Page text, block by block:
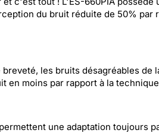
du bruit réduite de 50%
breveté, les bruits désagréables
moins par rapport à la
une adaptation